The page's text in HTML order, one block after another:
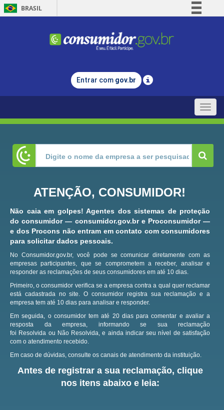
BRASIL
Comunica BR
Legislação
Entrar com gov.br
Toggle
ATENÇÃO, CONSUMIDOR!
Não caia em golpes! Agentes dos sistemas de proteção
do consumidor — consumidor.gov.br e Proconsumidor —
e dos Procons não entram em contato com consumidores
para solicitar dados pessoais.
No Consumidor.gov.br, você pode se comunicar diretamente com as
empresas participantes, que se comprometem a receber, analisar e
responder as reclamações de seus consumidores em até 10 dias.
Primeiro, o consumidor verifica se a empresa contra a qual quer reclamar
está cadastrada no site.O consumidor registra sua reclamação e a
empresa tem até 10 dias para analisar e responder.
Em seguida, o consumidor tem até 20 dias para comentar e avaliar a
resposta da empresa, informando se sua reclamação
foi Resolvida ou Não Resolvida, e ainda indicar seu nível de satisfação
com o atendimento recebido.
Em caso de dúvidas, consulte os canais de atendimento da instituição.
Antes de registrar a sua reclamação, clique
nos itens abaixo e leia: